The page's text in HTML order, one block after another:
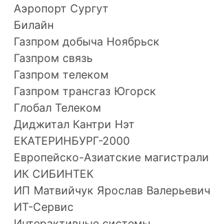
Аэропорт Сургут
Билайн
Газпром добыча Ноябрьск
Газпром связь
Газпром телеком
Газпром трансгаз Югорск
Глобал Телеком
Диджитал Кантри Нэт
ЕКАТЕРИНБУРГ-2000
Европейско-Азиатские магистрали
ИК СИБИНТЕК
ИП Матвийчук Ярослав Валерьевич
ИТ-Сервис